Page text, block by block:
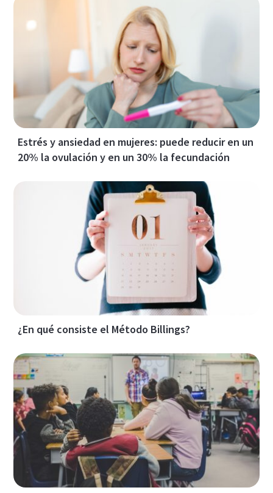
Estrés y ansiedad en mujeres: puede reducir en un
20% la ovulación y en un 30% la fecundación
¿En qué consiste el Método Billings?